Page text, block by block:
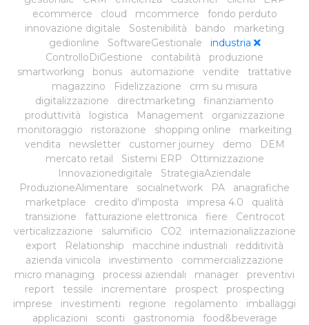
ecommerce
cloud mcommerce
fondo perduto
innovazione digitale
Sostenibilità bando
marketing
gedionline
SoftwareGestionale
industria
ControlloDiGestione
contabilità
produzione
smartworking
bonus automazione vendite
trattative
magazzino
Fidelizzazione
crm su misura
digitalizzazione
directmarketing
finanziamento
produttività
logistica Management
organizzazione
monitoraggio
ristorazione shopping online
markeiting
vendita
newsletter customer journey demo
DEM
mercato retail
Sistemi ERP
Ottimizzazione
Innovazionedigitale
StrategiaAziendale
ProduzioneAlimentare
socialnetwork PA
anagrafiche
marketplace
credito d'imposta impresa 4.0
qualità
transizione
fatturazione elettronica fiere
Centrocot
verticalizzazione
salumificio CO2
internazionalizzazione
export
Relationship macchine industriali
redditività
azienda vinicola
investimento
commercializzazione
micro managing
processi aziendali manager
preventivi
report
tessile incrementare prospect
prospecting
imprese
investimenti regione regolamento
imballaggi
applicazioni
sconti gastronomia
food&beverage